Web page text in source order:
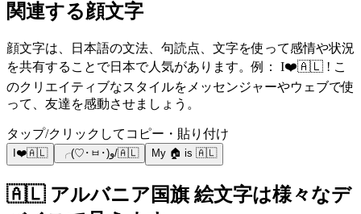
関連する顔文字
顔文字は、日本語の文法、句読点、文字を使って感情や状況
を共有することで日本で人気があります。例： I❤️🇦🇱 ! こ
のクリエイティブなスタイルをメッセンジャーやウェブで使
って、友達を感動させましょう。
タップ/クリックしてコピー・貼り付け
I❤️🇦🇱 ╭(♡･ㅂ･)و/🇦🇱 My 🏠 is 🇦🇱
🇦🇱 アルバニア国旗 絵文字は様々なデ